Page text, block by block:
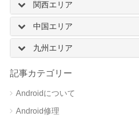
関西エリア
中国エリア
九州エリア
記事カテゴリー
Androidについて
Android修理